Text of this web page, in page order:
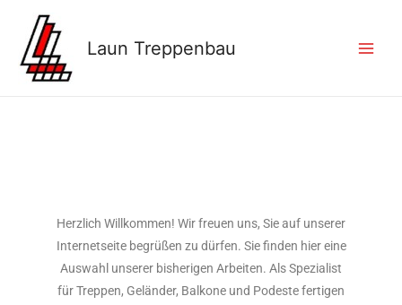
Laun Treppenbau
Herzlich Willkommen! Wir freuen uns, Sie auf unserer
Internetseite begrüßen zu dürfen. Sie finden hier eine
Auswahl unserer bisherigen Arbeiten. Als Spezialist
für Treppen, Geländer, Balkone und Podeste fertigen